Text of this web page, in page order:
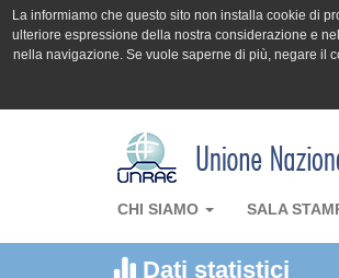
La informiamo che questo sito non installa cookie di
ulteriore espressione della nostra considerazione e
nella navigazione. Se vuole saperne di più, negare il
CHI SIAMO SALA
Dati statistici